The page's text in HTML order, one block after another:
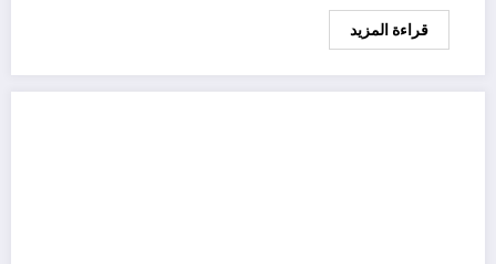
قراءة المزيد